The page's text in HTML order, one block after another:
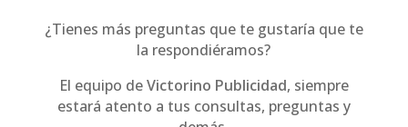
¿Tienes más preguntas que te gustaría que te
la respondiéramos?
El equipo deVictorino Publicidad, siempre
estará atento a tus consultas, preguntas y